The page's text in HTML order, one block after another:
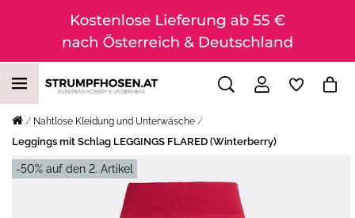
Nahtlose Kleidung und Unterwäsche
Leggings mit Schlag LEGGINGS FLARED (Winterberry)
-50% auf den 2. Artikel